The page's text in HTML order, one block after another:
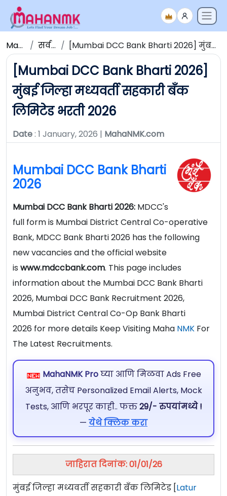
Maha NMK सर्व जाहिराती [Mumbai DCC Bank Bharti 2026] मुंबई जिल्हा मध्यवर्ती सहकारी बँक लिमिटेड भरती 2026
[Mumbai DCC Bank Bharti 2026]
मुंबई जिल्हा मध्यवर्ती सहकारी बँक
लिमिटेड भरती 2026
Date: 1 January, 2026 | MahaNMK.com
Mumbai DCC Bank Bharti
2026
Mumbai DCC Bank Bharti 2026: MDCC's
full form is Mumbai District Central Co-operative
Bank, MDCC Bank Bharti 2026 has the following
new vacancies and the official website
is www.mdccbank.com. This page includes
information about the Mumbai DCC Bank Bharti
2026, Mumbai DCC Bank Recruitment 2026,
Mumbai District Central Co-Op Bank Bharti
2026 for more details Keep Visiting Maha NMK For
The Latest Recruitments.
MahaNMK Proघ्या आणि मिळवा Ads Free
अनुभव, तसेच Personalized Email Alerts, Mock
Tests, आणि भरपूर काही.. फक्त29/- रुपयांमध्ये !
— येथे क्लिक करा
जाहिरात दिनांक: 01/01/26
मुंबई जिल्हा मध्यवर्ती सहकारी बँक लिमिटेड [Latur